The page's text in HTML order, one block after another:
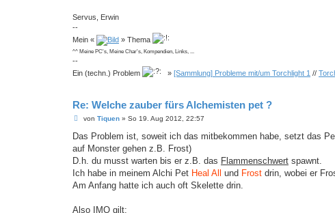
Servus, Erwin
--
Mein «
» Thema
^^ Meine PC's, Meine Char's, Kompendien, Links, ...
--
Ein (techn.) Problem
» [Sammlung] Probleme mit/um Torchlight 1 //
Re: Welche zauber fürs Alchemisten pet ?
B
i
r
a
von Tiquen» So 19. Aug 2012, 22:57
Das Problem ist, soweit ich das mitbekommen habe, setzt das
auf Monster gehen z.B. Frost)
D.h. du musst warten bis er z.B. das Flammenschwert spawnt.
Ich habe in meinem Alchi Pet Heal All und Frost drin, wobei er
Am Anfang hatte ich auch oft Skelette drin.
Also IMO gilt: